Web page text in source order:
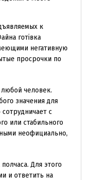
к
готівка
негативную
просрочки по
человек.
значения для
с
или стабильного
неофициально,
Для этого
и ответить на